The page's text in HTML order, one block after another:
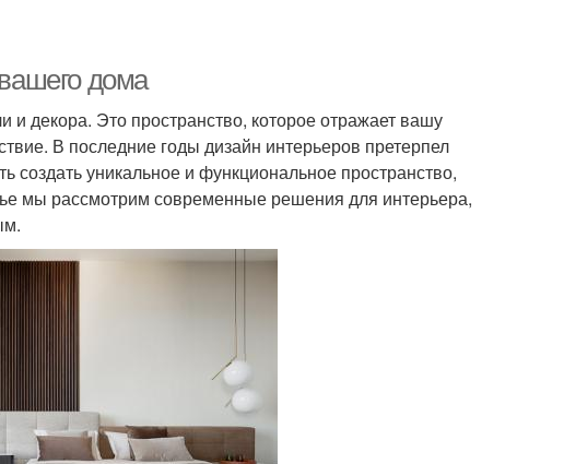
дома
декора. Это пространство, которое отражает вашу
В последние годы дизайн интерьеров претерпел
создать уникальное и функциональное пространство,
мы рассмотрим современные решения для интерьера,